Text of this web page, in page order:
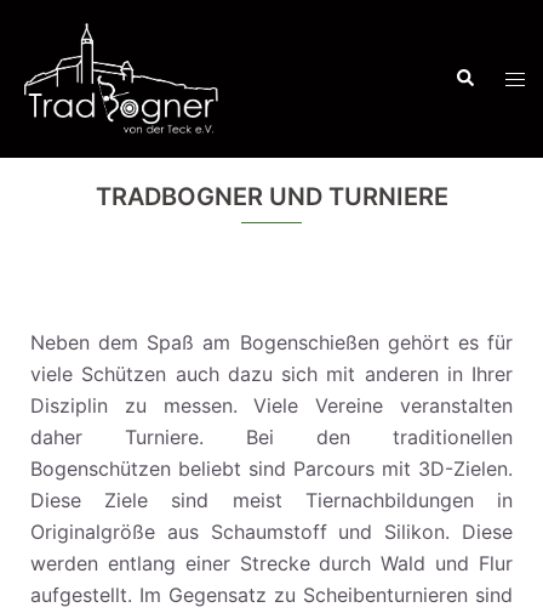
springen
Suche
TRADBOGNER UND TURNIERE
Neben dem Spaß am Bogenschießen gehört es für
viele Schützen auch dazu sich mit anderen in Ihrer
Disziplin zu messen. Viele Vereine veranstalten
daher Turniere. Bei den traditionellen
Bogenschützen beliebt sind Parcours mit 3D-Zielen.
Diese Ziele sind meist Tiernachbildungen in
Originalgröße aus Schaumstoff und Silikon. Diese
werden entlang einer Strecke durch Wald und Flur
aufgestellt. Im Gegensatz zu Scheibenturnieren sind